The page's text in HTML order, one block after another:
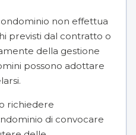
non effettua
previsti dal contratto o
della gestione
possono adottare
richiedere
di convocare